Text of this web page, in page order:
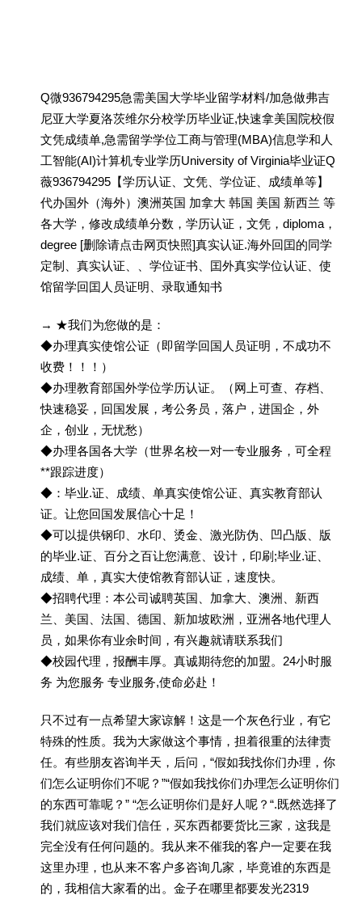
Q微936794295急需美国大学毕业留学材料/加急做弗吉
尼亚大学夏洛茨维尔分校学历毕业证,快速拿美国院校假
文凭成绩单,急需留学学位工商与管理(MBA)信息学和人
工智能(AI)计算机专业学历University of Virginia毕业证Q
薇936794295【学历认证、文凭、学位证、成绩单等】
代办国外（海外）澳洲英国 加拿大 韩国 美国 新西兰 等
各大学，修改成绩单分数，学历认证，文凭，diploma，
degree [删除请点击网页快照]真实认证.海外回囯的同学
定制、真实认证、、学位证书、囯外真实学位认证、使
馆留学回囯人员证明、录取通知书
→ ★我们为您做的是：
◆办理真实使馆公证（即留学回国人员证明，不成功不
收费！！！）
◆办理教育部国外学位学历认证。（网上可查、存档、
快速稳妥，回国发展，考公务员，落户，进国企，外
企，创业，无忧愁）
◆办理各国各大学（世界名校一对一专业服务，可全程
**跟踪进度）
◆：毕业.证、成绩、单真实使馆公证、真实教育部认
证。让您回国发展信心十足！
◆可以提供钢印、水印、烫金、激光防伪、凹凸版、版
的毕业.证、百分之百让您满意、设计，印刷;毕业.证、
成绩、单，真实大使馆教育部认证，速度快。
◆招聘代理：本公司诚聘英国、加拿大、澳洲、新西
兰、美国、法国、德国、新加坡欧洲，亚洲各地代理人
员，如果你有业余时间，有兴趣就请联系我们
◆校园代理，报酬丰厚。真诚期待您的加盟。24小时服
务 为您服务 专业服务,使命必赴！
只不过有一点希望大家谅解！这是一个灰色行业，有它
特殊的性质。我为大家做这个事情，担着很重的法律责
任。有些朋友咨询半天，后问，“假如我找你们办理，你
们怎么证明你们不呢？”“假如我找你们办理怎么证明你们
的东西可靠呢？” “怎么证明你们是好人呢？“.既然选择了
我们就应该对我们信任，买东西都要货比三家，这我是
完全没有任何问题的。我从来不催我的客户一定要在我
这里办理，也从来不客户多咨询几家，毕竟谁的东西是
的，我相信大家看的出。金子在哪里都要发光2319